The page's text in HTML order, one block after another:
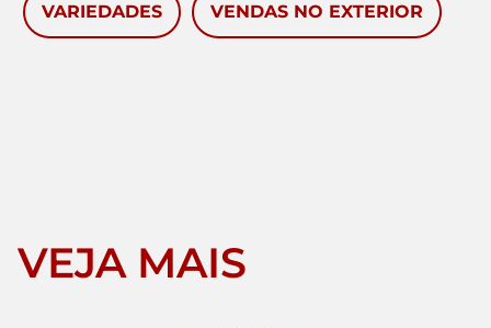
VARIEDADES VENDAS NO EXTERIOR
VEJA MAIS